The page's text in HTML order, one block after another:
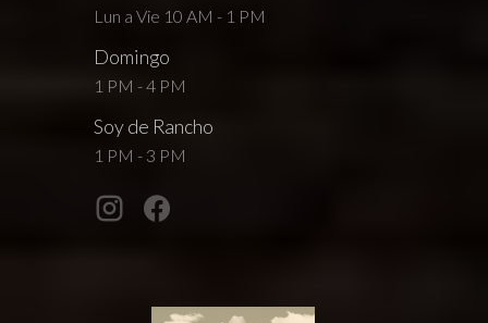
Lun a Vie 10 AM - 1 PM
Domingo
1 PM - 4 PM
Soy de Rancho
1 PM - 3 PM